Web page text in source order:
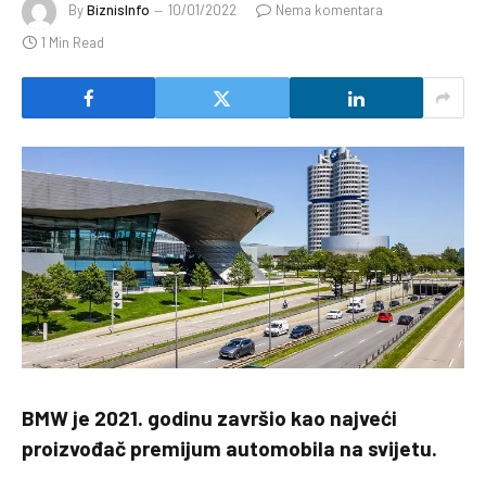
ByBiznisInfo 10/01/2022
Nema komentara
1 Min Read
BMW je 2021. godinu završio kao najveći
proizvođač premijum automobila na svijetu.